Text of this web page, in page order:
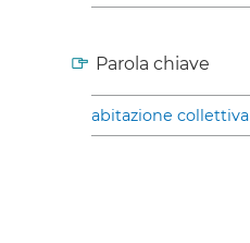
Parola chiave
abitazione collettiva